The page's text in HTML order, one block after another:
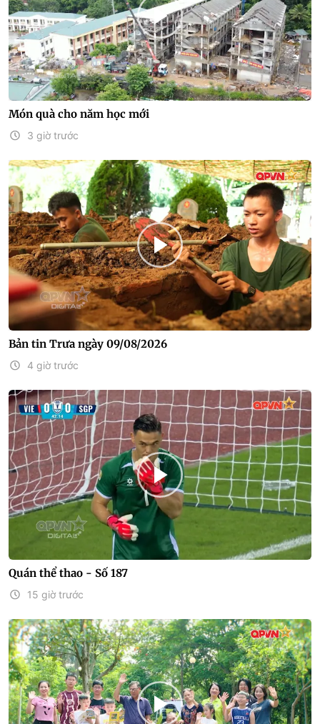
Món quà cho năm học mới
3 giờ trước
Bản tin Trưa ngày 09/08/2026
4 giờ trước
Quán thể thao - Số 187
15 giờ trước